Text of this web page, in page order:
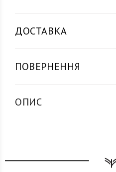
ДОСТАВКА
ПОВЕРНЕННЯ
ОПИС